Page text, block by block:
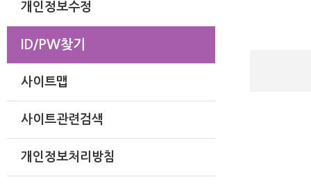
개인정보수정
ID/PW찾기
사이트맵
사이트관련검색
개인정보처리방침